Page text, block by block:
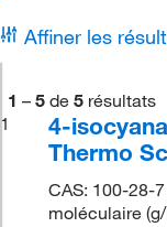
Affiner les
1 – 5 de 5 résultats
1
4-
Thermo
CAS: 100-28-
moléculaire